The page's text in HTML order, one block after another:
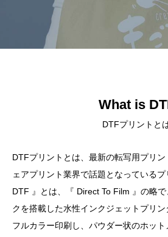
What is
DTFプリントと
DTFプリントとは、最新の転写用プリ
ェアプリント業界で話題となっている
DTF 』とは、『 Direct To Film 』の略
クを搭載した水性インクジェットプリ
フルカラー印刷し、パウダー状のホッ